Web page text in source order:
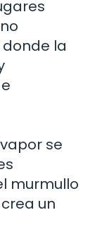
la
se
murmullo
un